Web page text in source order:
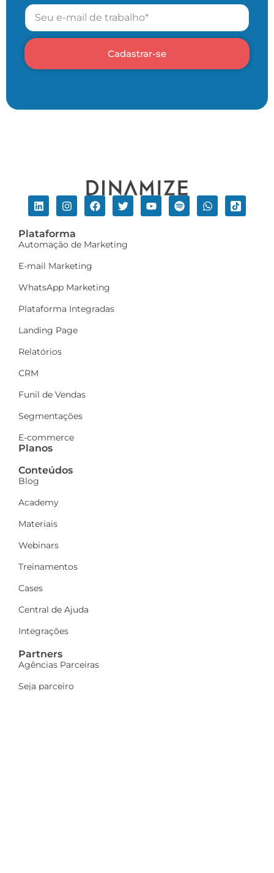
Cadastrar-se
Plataforma
Automação de Marketing
E-mail Marketing
WhatsApp Marketing
Plataforma Integradas
Landing Page
Relatórios
CRM
Funil de Vendas
Segmentações
E-commerce
Planos
Conteúdos
Blog
Academy
Materiais
Webinars
Treinamentos
Cases
Central de Ajuda
Integrações
Partners
Agências Parceiras
Seja parceiro